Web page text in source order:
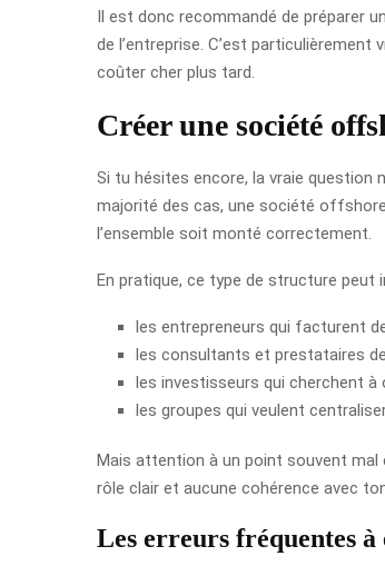
Il est donc recommandé de préparer
de l’entreprise. C’est
coûter cher plus tard.
Créer une société
Si tu hésites encore, la vraie question
majorité des cas, une société
l’ensemble soit monté correctement.
En pratique, ce type de structure peut
les entrepreneurs qui facturent
les consultants et prestataires
les investisseurs qui cherchent
les groupes qui veulent
Mais attention à un point souvent mal
rôle clair et aucune cohérence avec
Les erreurs fréquentes